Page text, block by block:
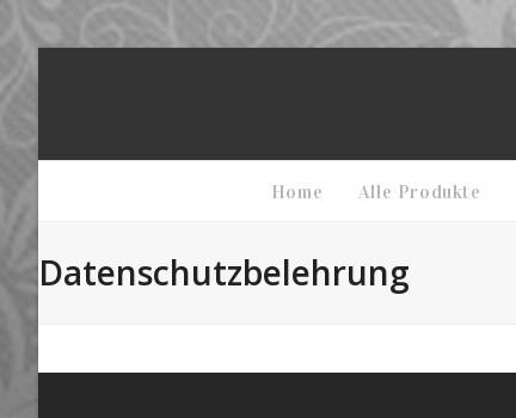
to
Home Alle Produkte
Datenschutzbelehrung